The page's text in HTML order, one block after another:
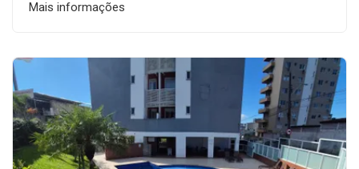
Mais informações